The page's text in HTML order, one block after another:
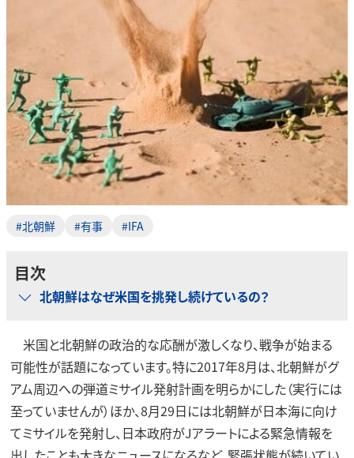
#北朝鮮 #有事 #IFA
目次
北朝鮮はなぜ米国を挑発し続けているの？
米国と北朝鮮の政治的な応酬が激しくなり、戦争が始まる
可能性が話題になっています。特に2017年8月は、北朝鮮がグ
アム周辺への弾道ミサイル発射計画を明らかにした（実行には
至っていませんが）ほか、8月29日には北朝鮮が日本海に向け
てミサイルを発射し、日本政府がJアラートによる緊急情報を